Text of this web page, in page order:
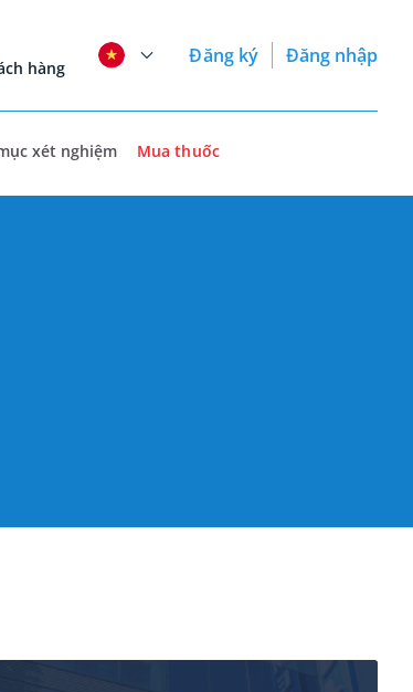
hàng
Đăng ký Đăng nhập
xét nghiệm Mua thuốc